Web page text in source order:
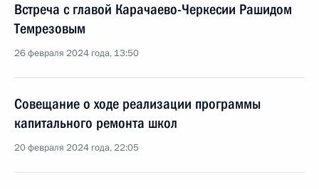
Встреча с главой Карачаево-Черкесии Рашидом
Темрезовым
26 февраля 2024 года, 13:50
Совещание о ходе реализации программы
капитального ремонта школ
20 февраля 2024 года, 22:05